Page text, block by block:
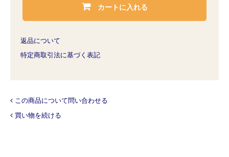
カートに入れる
返品について
特定商取引法に基づく表記
この商品について問い合わせる
買い物を続ける